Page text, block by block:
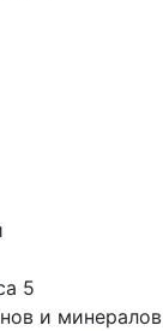
5
и минералов